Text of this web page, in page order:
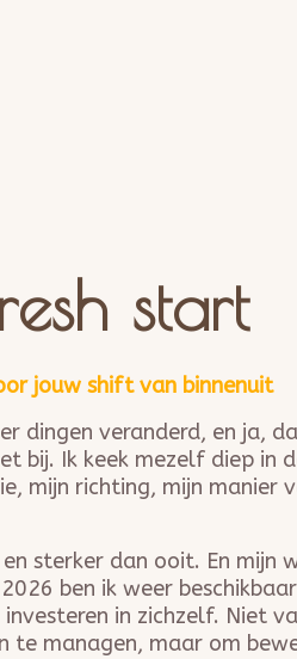
start
jouw shift van binnenuit
dingen veranderd, en ja,
bij. Ik keek mezelf diep in
mijn richting, mijn manier
sterker dan ooit. En mijn
ben ik weer
in zichzelf. Niet
te managen, maar om